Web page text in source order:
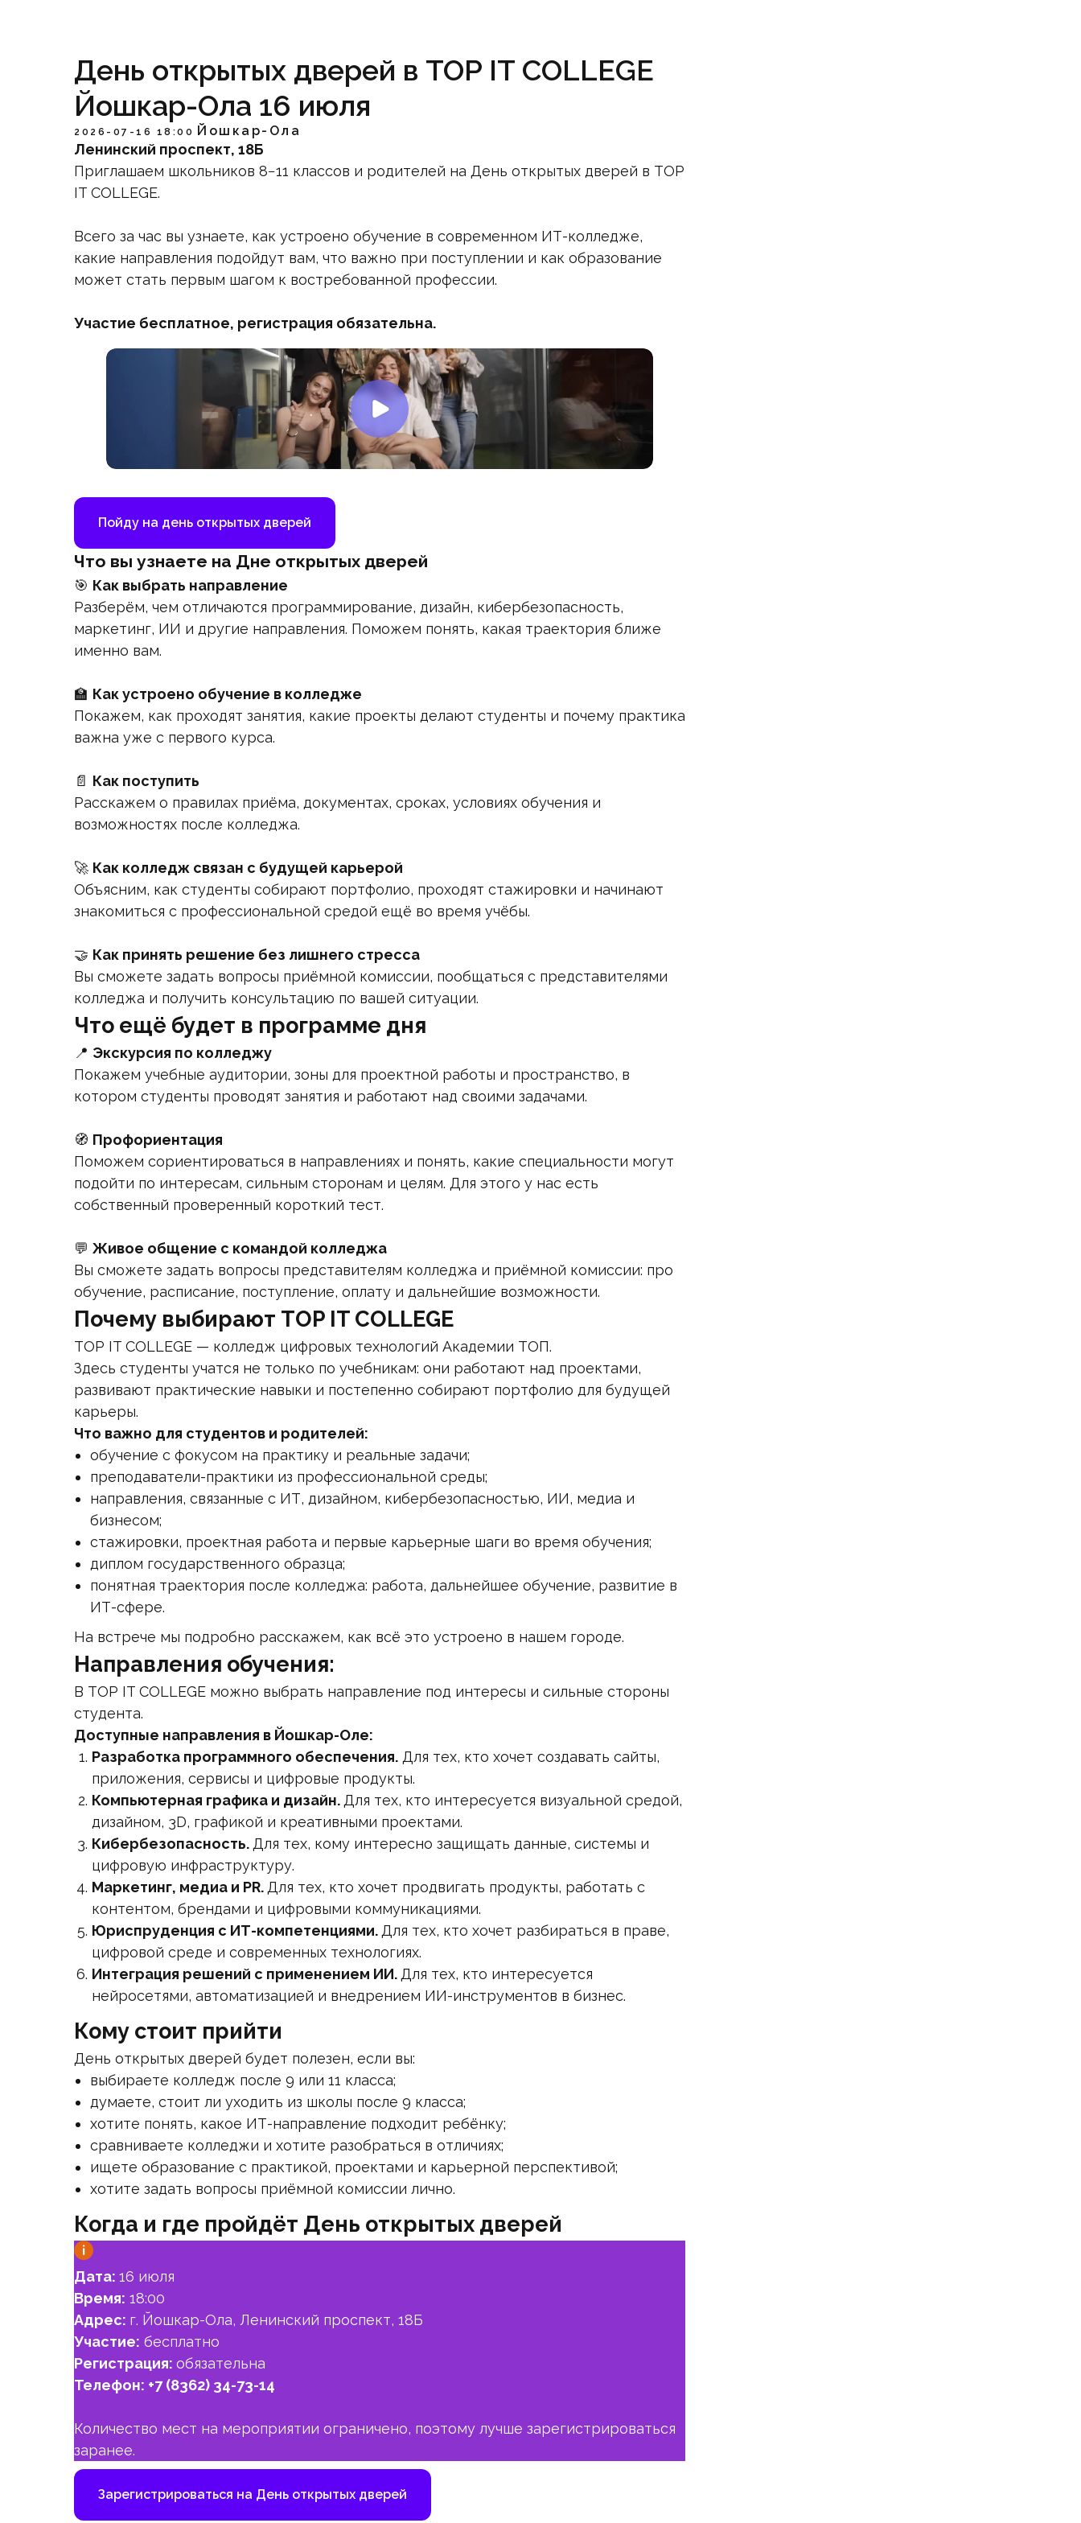
День открытых дверей в TOP IT COLLEGE
Йошкар-Ола 16 июля
2026-07-16 18:00 Йошкар-Ола
Ленинский проспект, 18Б
Приглашаем школьников 8−11 классов и родителей на День открытых дверей в TOP
IT COLLEGE.
Всего за час вы узнаете, как устроено обучение в современном ИТ-колледже,
какие направления подойдут вам, что важно при поступлении и как образование
может стать первым шагом к востребованной профессии.
Участие бесплатное, регистрация обязательна.
Пойду на день открытых дверей
Что вы узнаете на Дне открытых дверей
🎯 Как выбрать направление
Разберём, чем отличаются программирование, дизайн, кибербезопасность,
маркетинг, ИИ и другие направления. Поможем понять, какая траектория ближе
именно вам.
🏫 Как устроено обучение в колледже
Покажем, как проходят занятия, какие проекты делают студенты и почему практика
важна уже с первого курса.
📄 Как поступить
Расскажем о правилах приёма, документах, сроках, условиях обучения и
возможностях после колледжа.
🚀 Как колледж связан с будущей карьерой
Объясним, как студенты собирают портфолио, проходят стажировки и начинают
знакомиться с профессиональной средой ещё во время учёбы.
🤝 Как принять решение без лишнего стресса
Вы сможете задать вопросы приёмной комиссии, пообщаться с представителями
колледжа и получить консультацию по вашей ситуации.
Что ещё будет в программе дня
📍 Экскурсия по колледжу
Покажем учебные аудитории, зоны для проектной работы и пространство, в
котором студенты проводят занятия и работают над своими задачами.
🧭 Профориентация
Поможем сориентироваться в направлениях и понять, какие специальности могут
подойти по интересам, сильным сторонам и целям. Для этого у нас есть
собственный проверенный короткий тест.
💬 Живое общение с командой колледжа
Вы сможете задать вопросы представителям колледжа и приёмной комиссии: про
обучение, расписание, поступление, оплату и дальнейшие возможности.
Почему выбирают TOP IT COLLEGE
TOP IT COLLEGE — колледж цифровых технологий Академии ТОП.
Здесь студенты учатся не только по учебникам: они работают над проектами,
развивают практические навыки и постепенно собирают портфолио для будущей
карьеры.
Что важно для студентов и родителей:
обучение с фокусом на практику и реальные задачи;
преподаватели-практики из профессиональной среды;
направления, связанные с ИТ, дизайном, кибербезопасностью, ИИ, медиа и
бизнесом;
стажировки, проектная работа и первые карьерные шаги во время обучения;
диплом государственного образца;
понятная траектория после колледжа: работа, дальнейшее обучение, развитие в
ИТ-сфере.
На встрече мы подробно расскажем, как всё это устроено в нашем городе.
Направления обучения:
В TOP IT COLLEGE можно выбрать направление под интересы и сильные стороны
студента.
Доступные направления в Йошкар-Оле:
Разработка программного обеспечения. Для тех, кто хочет создавать сайты,
приложения, сервисы и цифровые продукты.
Компьютерная графика и дизайн. Для тех, кто интересуется визуальной средой,
дизайном, 3D, графикой и креативными проектами.
Кибербезопасность. Для тех, кому интересно защищать данные, системы и
цифровую инфраструктуру.
Маркетинг, медиа и PR. Для тех, кто хочет продвигать продукты, работать с
контентом, брендами и цифровыми коммуникациями.
Юриспруденция с ИТ-компетенциями. Для тех, кто хочет разбираться в праве,
цифровой среде и современных технологиях.
Интеграция решений с применением ИИ. Для тех, кто интересуется
нейросетями, автоматизацией и внедрением ИИ-инструментов в бизнес.
Кому стоит прийти
День открытых дверей будет полезен, если вы:
выбираете колледж после 9 или 11 класса;
думаете, стоит ли уходить из школы после 9 класса;
хотите понять, какое ИТ-направление подходит ребёнку;
сравниваете колледжи и хотите разобраться в отличиях;
ищете образование с практикой, проектами и карьерной перспективой;
хотите задать вопросы приёмной комиссии лично.
Когда и где пройдёт День открытых дверей
Дата: 16 июля
Время: 18:00
Адрес: г. Йошкар-Ола, Ленинский проспект, 18Б
Участие: бесплатно
Регистрация: обязательна
Телефон: +7 (8362) 34-73-14
Количество мест на мероприятии ограничено, поэтому лучше зарегистрироваться
заранее.
Зарегистрироваться на День открытых дверей